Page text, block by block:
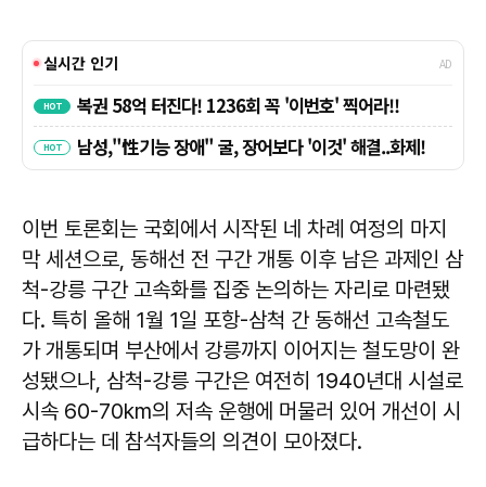
이번 토론회는 국회에서 시작된 네 차례 여정의 마지
막 세션으로, 동해선 전 구간 개통 이후 남은 과제인 삼
척-강릉 구간 고속화를 집중 논의하는 자리로 마련됐
다. 특히 올해 1월 1일 포항-삼척 간 동해선 고속철도
가 개통되며 부산에서 강릉까지 이어지는 철도망이 완
성됐으나, 삼척-강릉 구간은 여전히 1940년대 시설로
시속 60-70km의 저속 운행에 머물러 있어 개선이 시
급하다는 데 참석자들의 의견이 모아졌다.